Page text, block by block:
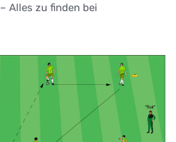
– Alles zu finden bei